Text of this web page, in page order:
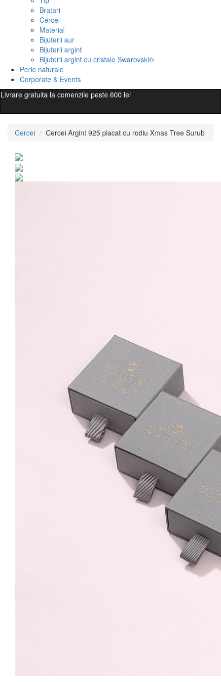
Bratari
Cercei
Material
Bijuterii aur
Bijuterii argint
Bijuterii argint cu cristale Swarovski®
Perle naturale
Corporate & Events
Livrare gratuita la comenzile peste 600 lei
Cercei Cercei Argint 925 placat cu rodiu Xmas Tree Surub